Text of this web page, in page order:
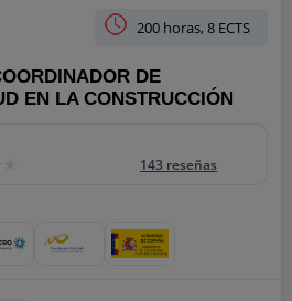
200 horas, 8 ECTS
DE
EN LA CONSTRUCCIÓN
143 reseñas